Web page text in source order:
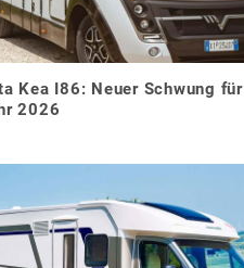
Kea I86: Neuer Schwung für
2026